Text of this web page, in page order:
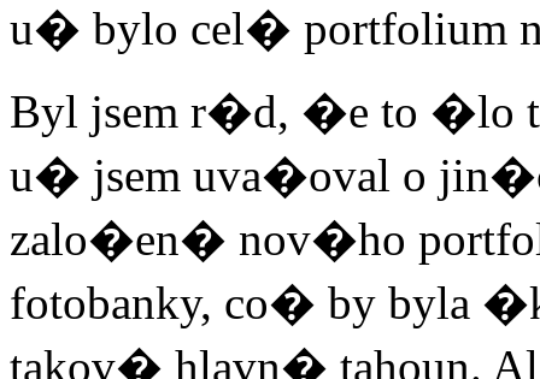
u� bylo cel� portfolium
Byl jsem r�d, �e to �lo
u� jsem uva�oval o
zalo�en� nov�ho
fotobanky, co� by byla
takov� hlavn� tahoun.